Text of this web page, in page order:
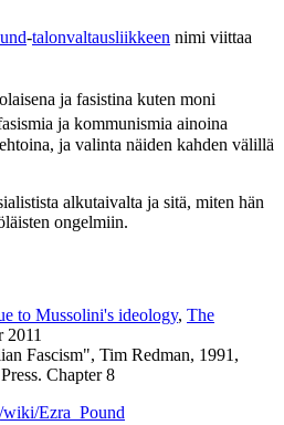
-talonvaltausliikkeen nimi viittaa
ja fasistina kuten moni
ja kommunismia ainoina
ja valinta näiden kahden välillä
alkutaivalta ja sitä, miten hän
ongelmiin.
to Mussolini's ideology, The
2011
Fascism", Tim Redman, 1991,
Chapter 8
Ezra_Pound